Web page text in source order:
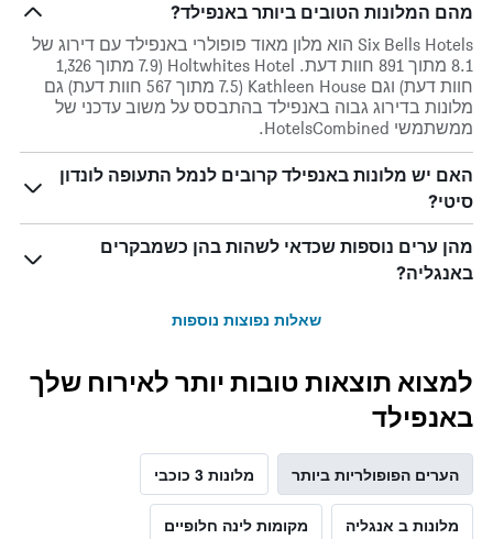
מהם המלונות הטובים ביותר באנפילד?
Six Bells Hotels הוא מלון מאוד פופולרי באנפילד עם דירוג של
8.1 מתוך 891 חוות דעת. Holtwhites Hotel (7.9 מתוך 1,326
חוות דעת) וגם Kathleen House (7.5 מתוך 567 חוות דעת) גם
מלונות בדירוג גבוה באנפילד בהתבסס על משוב עדכני של
ממשתמשי HotelsCombined.
האם יש מלונות באנפילד קרובים לנמל התעופה לונדון
סיטי?
מהן ערים נוספות שכדאי לשהות בהן כשמבקרים
באנגליה?
שאלות נפוצות נוספות
למצוא תוצאות טובות יותר לאירוח שלך
באנפילד
הערים הפופולריות ביותר מלונות 3 כוכבי
מלונות ב אנגליה מקומות לינה חלופיים